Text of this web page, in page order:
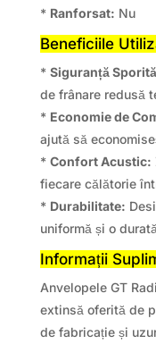
* Ranforsat: Nu
Beneficiile
* Siguranță
de frânare redusă
* Economie de
ajută să
* Confort Acustic:
fiecare călătorie
* Durabilitate:
uniformă și o
Informații
Anvelopele GT
extinsă oferită de
de fabricație și